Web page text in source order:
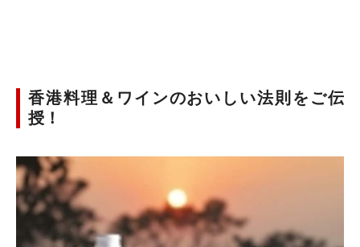
香港料理＆ワインのおいしい法則をご伝
授！